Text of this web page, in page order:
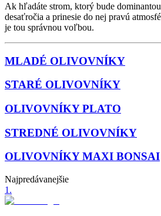
Ak hľadáte strom, ktorý bude
desaťročia a prinesie do nej pravú
je tou správnou voľbou.
MLADÉ OLIVOVNÍKY
STARÉ OLIVOVNÍKY
OLIVOVNÍKY PLATO
STREDNÉ OLIVOVNÍKY
OLIVOVNÍKY MAXI BONSAI
Najpredávanejšie
1 .